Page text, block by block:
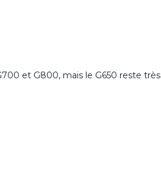
et G800, mais le G650 reste très